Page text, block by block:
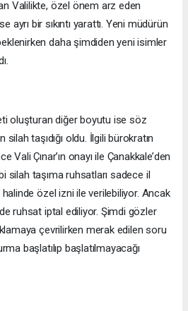
Valilikte, özel önem arz eden
ayrı bir sıkıntı yarattı. Yeni müdürün
daha şimdiden yeni isimler
oluşturan diğer boyutu ise söz
taşıdığı oldu. İlgili bürokratın
Vali Çınar’ın onayı ile Çanakkale’den
silah taşıma ruhsatları sadece il
özel izni ile verilebiliyor. Ancak
ruhsat iptal ediliyor. Şimdi gözler
çevrilirken merak edilen soru
başlatılıp başlatılmayacağı